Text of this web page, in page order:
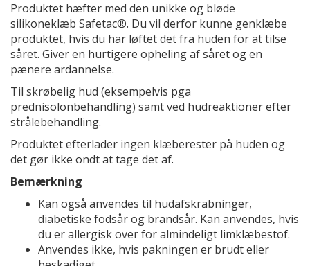
Produktet hæfter med den unikke og bløde
silikoneklæb Safetac®. Du vil derfor kunne genklæbe
produktet, hvis du har løftet det fra huden for at tilse
såret. Giver en hurtigere opheling af såret og en
pænere ardannelse.
Til skrøbelig hud (eksempelvis pga
prednisolonbehandling) samt ved hudreaktioner efter
strålebehandling.
Produktet efterlader ingen klæberester på huden og
det gør ikke ondt at tage det af.
Bemærkning
Kan også anvendes til hudafskrabninger,
diabetiske fodsår og brandsår. Kan anvendes, hvis
du er allergisk over for almindeligt limklæbestof.
Anvendes ikke, hvis pakningen er brudt eller